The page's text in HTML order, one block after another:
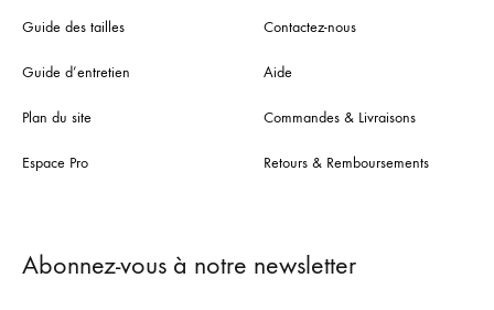
Guide des tailles
Guide d’entretien
Plan du site
Espace Pro
Contactez-nous
Aide
Commandes & Livraisons
Retours & Remboursements
Abonnez-vous à notre newsletter